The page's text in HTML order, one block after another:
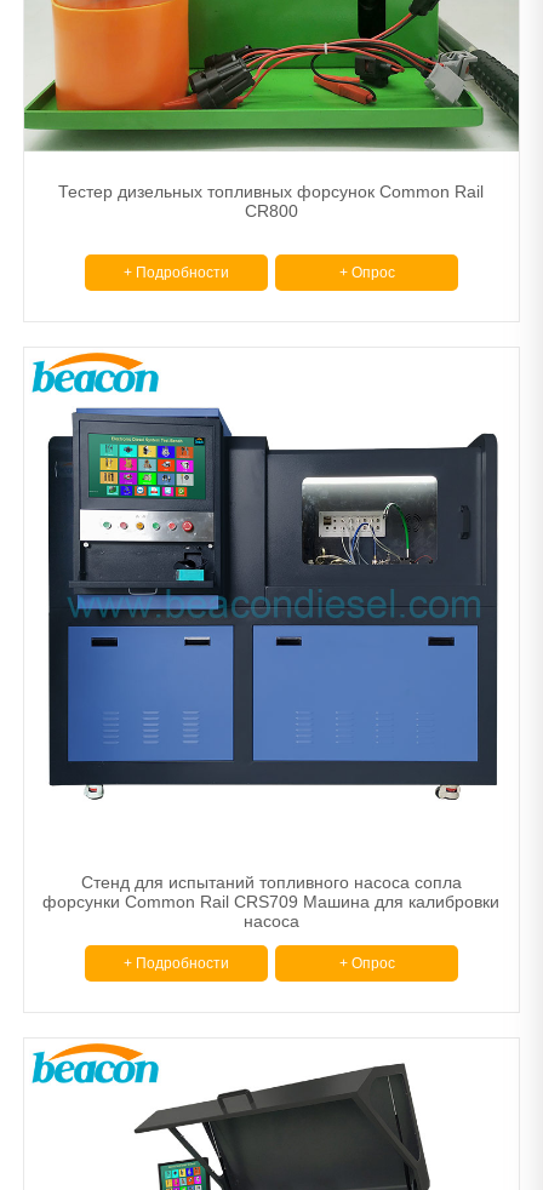
Тестер дизельных топливных форсунок Common Rail
CR800
+ Подробности + Опрос
Стенд для испытаний топливного насоса сопла
форсунки Common Rail CRS709 Машина для калибровки
насоса
+ Подробности + Опрос